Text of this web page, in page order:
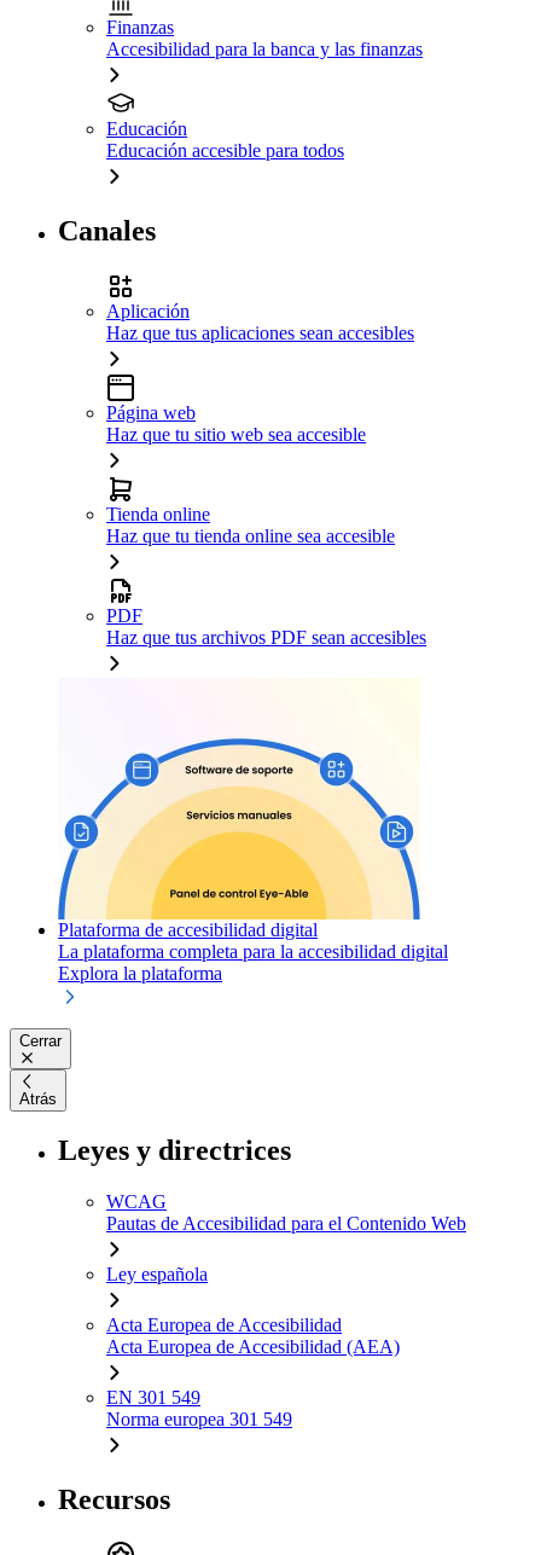
Finanzas
Accesibilidad para la banca y las finanzas
Educación
Educación accesible para todos
Canales
Aplicación
Haz que tus aplicaciones sean accesibles
Página web
Haz que tu sitio web sea accesible
Tienda online
Haz que tu tienda online sea accesible
PDF
Haz que tus archivos PDF sean accesibles
Plataforma de accesibilidad digital
La plataforma completa para la accesibilidad digital
Explora la plataforma
Cerrar
Atrás
Leyes y directrices
WCAG
Pautas de Accesibilidad para el Contenido Web
Ley española
Acta Europea de Accesibilidad
Acta Europea de Accesibilidad (AEA)
EN 301 549
Norma europea 301 549
Recursos